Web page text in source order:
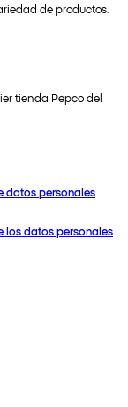
de productos.
tienda Pepco del
datos personales
los datos personales